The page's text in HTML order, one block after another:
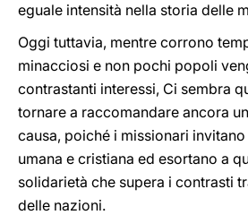
eguale intensità nella storia delle
Oggi tuttavia, mentre corrono
minacciosi e non pochi popoli
contrastanti interessi, Ci sembra
tornare a raccomandare ancora
causa, poiché i missionari
umana e cristiana ed esortano a
solidarietà che supera i contrasti
delle nazioni.